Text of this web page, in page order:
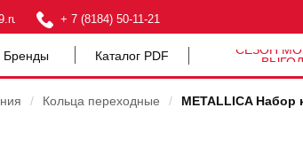
+ 7 (8184) 50-11-21
Бренды Каталог PDF
СЕЗОН
/ Кольца переходные / METALLICA Набор